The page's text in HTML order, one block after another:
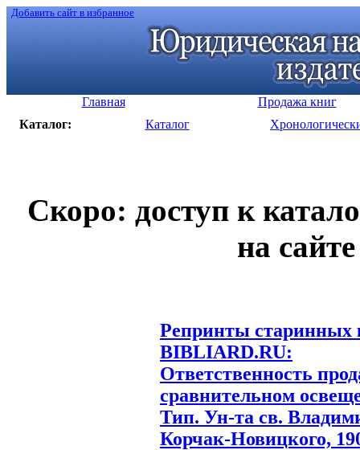
Добавить сайт в избранное
Главная
Продажа книг
Каталог:
Каталог
Скоро: доступ к
на
Репринты старинных
BIBLIARD.RU:
Ответственность
сравнительном
Тип. Ун-та св.
Корчак-Новицкого,